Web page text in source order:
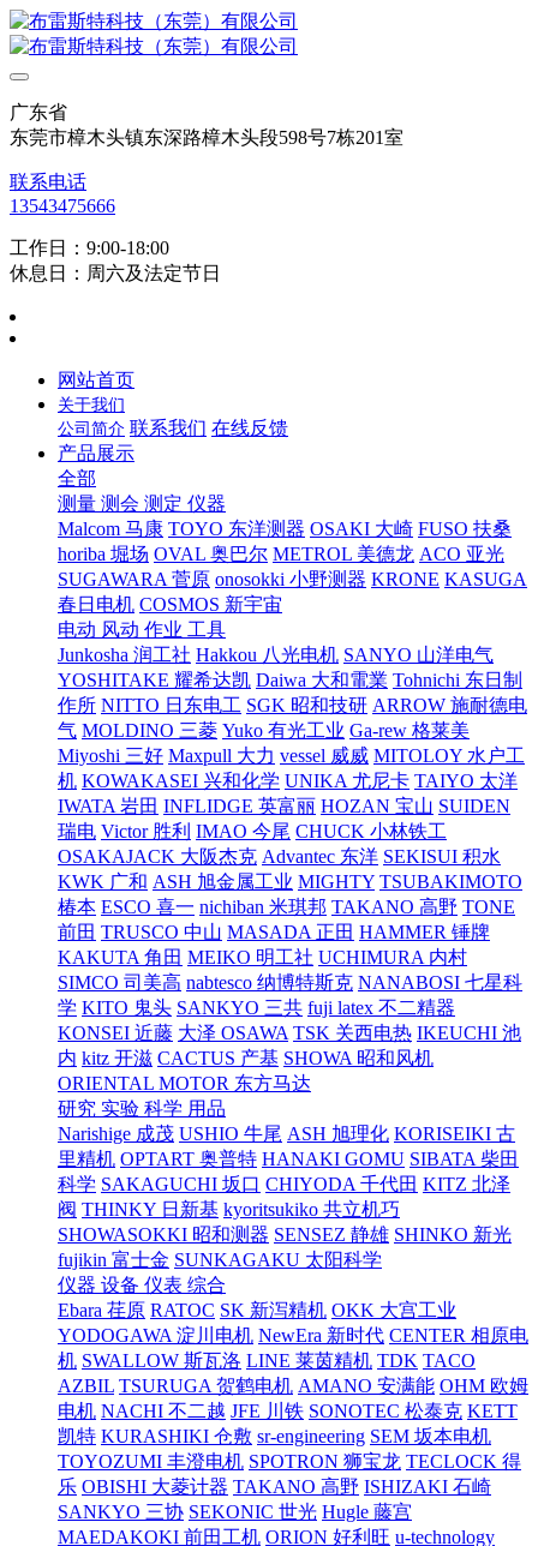
广东省
东莞市樟木头镇东深路樟木头段598号7栋201室
联系电话
13543475666
工作日：9:00-18:00
休息日：周六及法定节日
网站首页
关于我们
公司简介 联系我们 在线反馈
产品展示
全部
测量 测会 测定 仪器
Malcom 马康 TOYO 东洋测器 OSAKI 大崎 FUSO 扶桑
horiba 堀场 OVAL 奥巴尔 METROL 美德龙 ACO 亚光
SUGAWARA 菅原 onosokki 小野测器 KRONE KASUGA
春日电机 COSMOS 新宇宙
电动 风动 作业 工具
Junkosha 润工社 Hakkou 八光电机 SANYO 山洋电气
YOSHITAKE 耀希达凯 Daiwa 大和電業 Tohnichi 东日制
作所 NITTO 日东电工 SGK 昭和技研 ARROW 施耐德电
气 MOLDINO 三菱 Yuko 有光工业 Ga-rew 格莱美
Miyoshi 三好 Maxpull 大力 vessel 威威 MITOLOY 水户工
机 KOWAKASEI 兴和化学 UNIKA 尤尼卡 TAIYO 太洋
IWATA 岩田 INFLIDGE 英富丽 HOZAN 宝山 SUIDEN
瑞电 Victor 胜利 IMAO 今尾 CHUCK 小林铁工
OSAKAJACK 大阪杰克 Advantec 东洋 SEKISUI 积水
KWK 广和 ASH 旭金属工业 MIGHTY TSUBAKIMOTO
椿本 ESCO 喜一 nichiban 米琪邦 TAKANO 高野 TONE
前田 TRUSCO 中山 MASADA 正田 HAMMER 锤牌
KAKUTA 角田 MEIKO 明工社 UCHIMURA 内村
SIMCO 司美高 nabtesco 纳博特斯克 NANABOSI 七星科
学 KITO 鬼头 SANKYO 三共 fuji latex 不二精器
KONSEI 近藤 大泽 OSAWA TSK 关西电热 IKEUCHI 池
内 kitz 开滋 CACTUS 产基 SHOWA 昭和风机
ORIENTAL MOTOR 东方马达
研究 实验 科学 用品
Narishige 成茂 USHIO 牛尾 ASH 旭理化 KORISEIKI 古
里精机 OPTART 奥普特 HANAKI GOMU SIBATA 柴田
科学 SAKAGUCHI 坂口 CHIYODA 千代田 KITZ 北泽
阀 THINKY 日新基 kyoritsukiko 共立机巧
SHOWASOKKI 昭和测器 SENSEZ 静雄 SHINKO 新光
fujikin 富士金 SUNKAGAKU 太阳科学
仪器 设备 仪表 综合
Ebara 荏原 RATOC SK 新泻精机 OKK 大宫工业
YODOGAWA 淀川电机 NewEra 新时代 CENTER 相原电
机 SWALLOW 斯瓦洛 LINE 莱茵精机 TDK TACO
AZBIL TSURUGA 贺鹤电机 AMANO 安满能 OHM 欧姆
电机 NACHI 不二越 JFE 川铁 SONOTEC 松泰克 KETT
凯特 KURASHIKI 仓敷 sr-engineering SEM 坂本电机
TOYOZUMI 丰澄电机 SPOTRON 狮宝龙 TECLOCK 得
乐 OBISHI 大菱计器 TAKANO 高野 ISHIZAKI 石崎
SANKYO 三协 SEKONIC 世光 Hugle 藤宫
MAEDAKOKI 前田工机 ORION 好利旺 u-technology